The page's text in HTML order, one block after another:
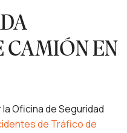
CAMIÓN EN
Oficina de Seguridad
de Tráfico de